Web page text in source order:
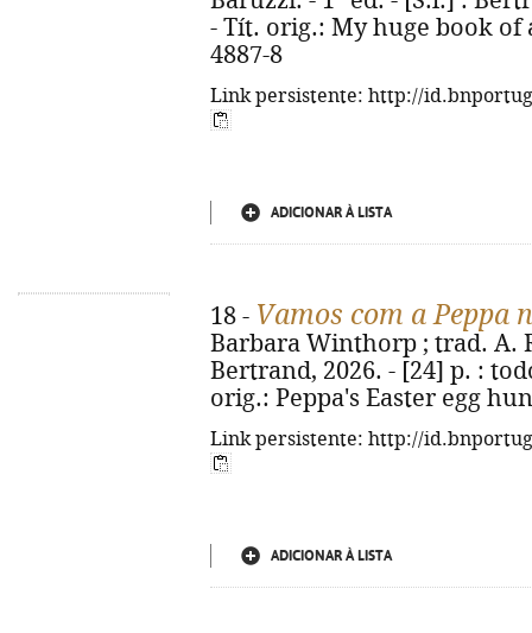
- Tít. orig.: My huge book of
4887-8
Link persistente: http://
ADICIONAR À LISTA
18 - Vamos com a Peppa
Barbara Winthorp ; trad. A.
Bertrand, 2026. - [24] p. :
orig.: Peppa's Easter egg
Link persistente: http://
ADICIONAR À LISTA